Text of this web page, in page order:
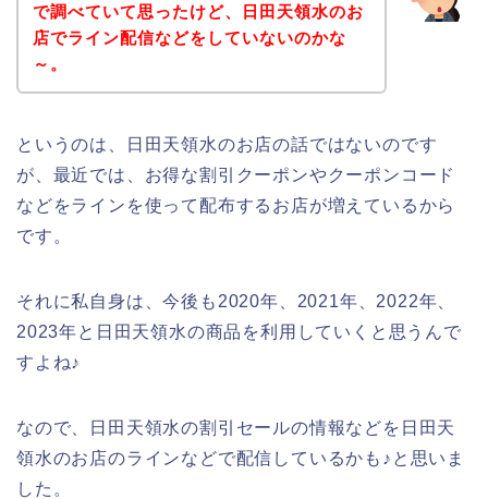
で調べていて思ったけど、日田天領水のお
店でライン配信などをしていないのかな
～。
というのは、日田天領水のお店の話ではないのです
が、最近では、お得な割引クーポンやクーポンコード
などをラインを使って配布するお店が増えているから
です。
それに私自身は、今後も2020年、2021年、2022年、
2023年と日田天領水の商品を利用していくと思うんで
すよね♪
なので、日田天領水の割引セールの情報などを日田天
領水のお店のラインなどで配信しているかも♪と思いま
した。